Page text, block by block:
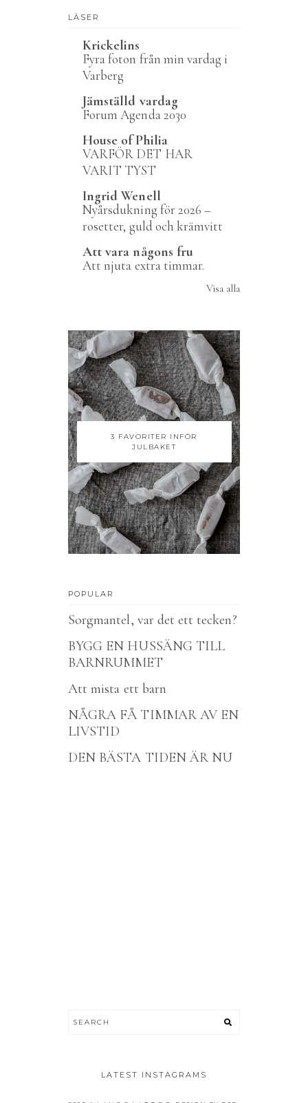
LÄSER
Krickelins
Fyra foton från min vardag i
Varberg
Jämställd vardag
Forum Agenda 2030
House of Philia
VARFÖR DET HAR
VARIT TYST
Ingrid Wenell
Nyårsdukning för 2026 –
rosetter, guld och krämvitt
Att vara någons fru
Att njuta extra timmar.
Visa alla
3 FAVORITER INFÖR
JULBAKET
POPULAR
Sorgmantel, var det ett tecken?
BYGG EN HUSSÄNG TILL
BARNRUMMET
Att mista ett barn
NÅGRA FÅ TIMMAR AV EN
LIVSTID
DEN BÄSTA TIDEN ÄR NU
LATEST INSTAGRAMS